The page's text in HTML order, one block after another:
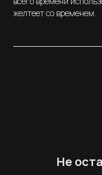
желтеет со временем.
Не